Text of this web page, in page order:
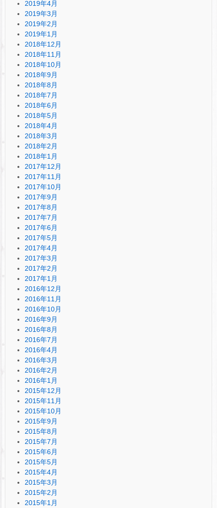
2019年4月
2019年3月
2019年2月
2019年1月
2018年12月
2018年11月
2018年10月
2018年9月
2018年8月
2018年7月
2018年6月
2018年5月
2018年4月
2018年3月
2018年2月
2018年1月
2017年12月
2017年11月
2017年10月
2017年9月
2017年8月
2017年7月
2017年6月
2017年5月
2017年4月
2017年3月
2017年2月
2017年1月
2016年12月
2016年11月
2016年10月
2016年9月
2016年8月
2016年7月
2016年4月
2016年3月
2016年2月
2016年1月
2015年12月
2015年11月
2015年10月
2015年9月
2015年8月
2015年7月
2015年6月
2015年5月
2015年4月
2015年3月
2015年2月
2015年1月